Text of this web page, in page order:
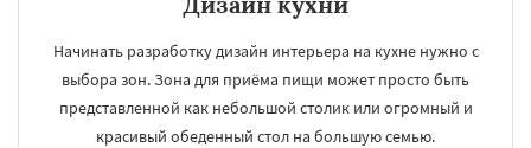
Начинать разработку дизайн интерьера на кухне нужно с
выбора зон. Зона для приёма пищи может просто быть
представленной как небольшой столик или огромный и
красивый обеденный стол на большую семью.